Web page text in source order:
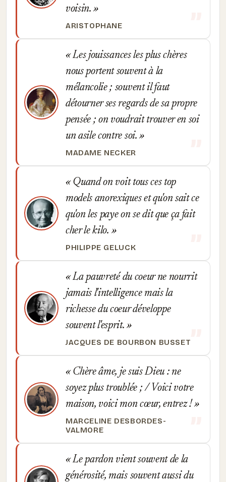
voisin.
ARISTOPHANE
Les jouissances les plus chères
nous portent souvent à la
mélancolie ; souvent il faut
détourner ses regards de sa propre
pensée ; on voudrait trouver en soi
un asile contre soi.
MADAME NECKER
Quand on voit tous ces top
models anorexiques et qu'on sait ce
qu'on les paye on se dit que ça fait
cher le kilo.
PHILIPPE GELUCK
La pauvreté du coeur ne nourrit
jamais l'intelligence mais la
richesse du coeur développe
souvent l'esprit.
JACQUES DE BOURBON BUSSET
Chère âme, je suis Dieu : ne
soyez plus troublée ; / Voici votre
maison, voici mon cœur, entrez !
MARCELINE DESBORDES-
VALMORE
Le pardon vient souvent de la
générosité, mais souvent aussi du